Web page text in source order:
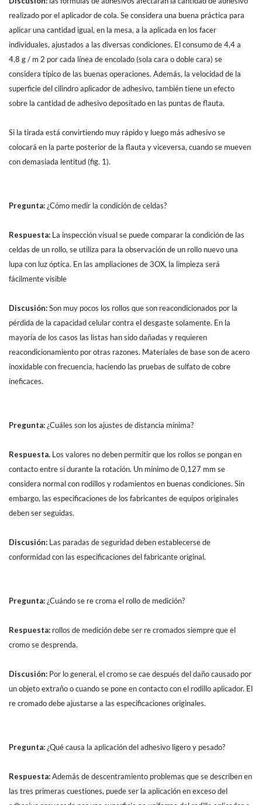
realizado por el aplicador de cola. Se considera una buena práctica para
aplicar una cantidad igual, en la mesa, a la aplicada en los facer
individuales, ajustados a las diversas condiciones. El consumo de 4,4 a
4,8 g / m 2 por cada línea de encolado (sola cara o doble cara) se
considera típico de las buenas operaciones. Además, la velocidad de la
superficie del cilindro aplicador de adhesivo, también tiene un efecto
sobre la cantidad de adhesivo depositado en las puntas de flauta.
Si la tirada está convirtiendo muy rápido y luego más adhesivo se
colocará en la parte posterior de la flauta y viceversa, cuando se mueven
con demasiada lentitud (fig. 1).
Pregunta:¿Cómo medir la condición de celdas?
Respuesta: La inspección visual se puede comparar la condición de las
celdas de un rollo, se utiliza para la observación de un rollo nuevo una
lupa con luz óptica. En las ampliaciones de 3OX, la limpieza será
fácilmente visible
Discusión:Son muy pocos los rollos que son reacondicionados por la
pérdida de la capacidad celular contra el desgaste solamente. En la
mayoría de los casos las listas han sido dañadas y requieren
reacondicionamiento por otras razones. Materiales de base son de acero
inoxidable con frecuencia, haciendo las pruebas de sulfato de cobre
ineficaces.
Pregunta:¿Cuáles son los ajustes de distancia mínima?
Respuesta. Los valores no deben permitir que los rollos se pongan en
contacto entre sí durante la rotación. Un mínimo de 0,127 mm se
considera normal con rodillos y rodamientos en buenas condiciones. Sin
embargo, las especificaciones de los fabricantes de equipos originales
deben ser seguidas.
Discusión: Las paradas de seguridad deben establecerse de
conformidad con las especificaciones del fabricante original.
Pregunta:¿Cuándo se re croma el rollo de medición?
Respuesta: rollos de medición debe ser re cromados siempre que el
cromo se desprenda.
Discusión: Por lo general, el cromo se cae después del daño causado por
un objeto extraño o cuando se pone en contacto con el rodillo aplicador. El
re cromado debe ajustarse a las especificaciones originales.
Pregunta:¿Qué causa la aplicación del adhesivo ligero y pesado?
Respuesta:Además de descentramiento problemas que se describen en
las tres primeras cuestiones, puede ser la aplicación en exceso del